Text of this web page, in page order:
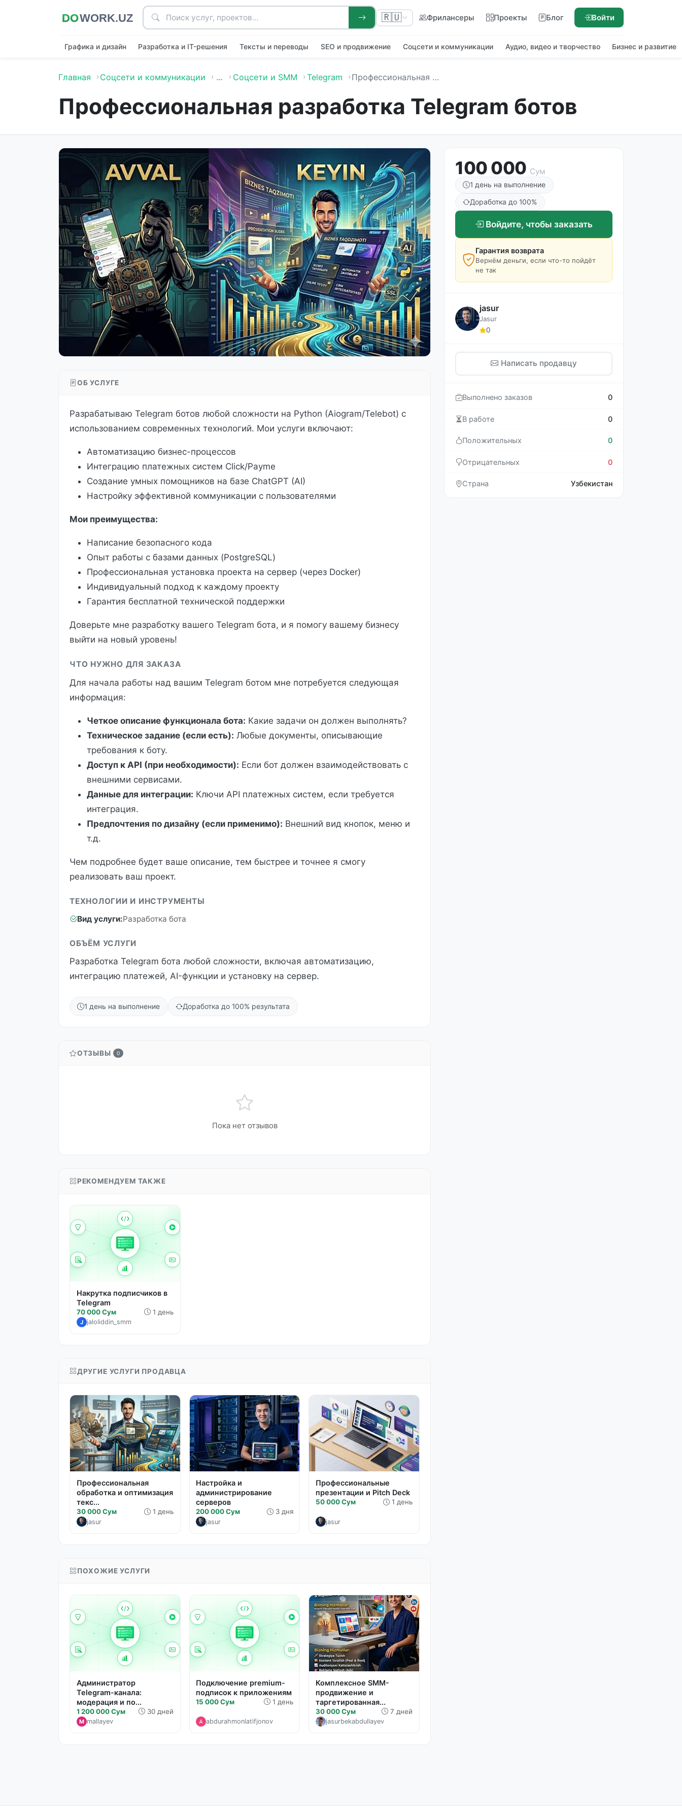
🇷🇺 Фрилансеры Проекты Блог Войти
Графика и дизайн Разработка и IT-решения Тексты и переводы SEO и продвижение Соцсети и коммуникации Аудио, видео и творчество Бизнес и развитие
Главная Соцсети и коммуникации … Соцсети и SMM Telegram Профессиональная разработка Telegram ботов
Профессиональная разработка Telegram ботов
ОБ УСЛУГЕ
Разрабатываю Telegram ботов любой сложности на Python (Aiogram/Telebot) с
использованием современных технологий. Мои услуги включают:
Автоматизацию бизнес-процессов
Интеграцию платежных систем Click/Payme
Создание умных помощников на базе ChatGPT (AI)
Настройку эффективной коммуникации с пользователями
Мои преимущества:
Написание безопасного кода
Опыт работы с базами данных (PostgreSQL)
Профессиональная установка проекта на сервер (через Docker)
Индивидуальный подход к каждому проекту
Гарантия бесплатной технической поддержки
Доверьте мне разработку вашего Telegram бота, и я помогу вашему бизнесу
выйти на новый уровень!
ЧТО НУЖНО ДЛЯ ЗАКАЗА
Для начала работы над вашим Telegram ботом мне потребуется следующая
информация:
Четкое описание функционала бота: Какие задачи он должен выполнять?
Техническое задание (если есть): Любые документы, описывающие
требования к боту.
Доступ к API (при необходимости): Если бот должен взаимодействовать с
внешними сервисами.
Данные для интеграции: Ключи API платежных систем, если требуется
интеграция.
Предпочтения по дизайну (если применимо): Внешний вид кнопок, меню и
т.д.
Чем подробнее будет ваше описание, тем быстрее и точнее я смогу
реализовать ваш проект.
ТЕХНОЛОГИИ И ИНСТРУМЕНТЫ
Вид услуги:Разработка бота
ОБЪЁМ УСЛУГИ
Разработка Telegram бота любой сложности, включая автоматизацию,
интеграцию платежей, AI-функции и установку на сервер.
1 день на выполнение Доработка до 100% результата
ОТЗЫВЫ 0
Пока нет отзывов
РЕКОМЕНДУЕМ ТАКЖЕ
Накрутка подписчиков в
Telegram
70 000 Сум 1 день
J jaloliddin_smm
ДРУГИЕ УСЛУГИ ПРОДАВЦА
Профессиональная
обработка и оптимизация
текс...
30 000 Сум 1 день
jasur
Настройка и
администрирование
серверов
200 000 Сум 3 дня
jasur
Профессиональные
презентации и Pitch Deck
50 000 Сум 1 день
jasur
ПОХОЖИЕ УСЛУГИ
Администратор
Telegram-канала:
модерация и по...
1 200 000 Сум 30 дней
M mallayev
Подключение premium-
подписок к приложениям
15 000 Сум 1 день
abdurahmonlatifjonov
Комплексное SMM-
продвижение и
таргетированная...
30 000 Сум 7 дней
jasurbekabdullayev
100 000 Сум
1 день на выполнение
Доработка до 100%
Войдите, чтобы заказать
Гарантия возврата
Вернём деньги, если что-то пойдёт
не так
jasur
Jasur
0
Написать продавцу
Выполнено заказов 0
В работе 0
Положительных 0
Отрицательных 0
Страна Узбекистан